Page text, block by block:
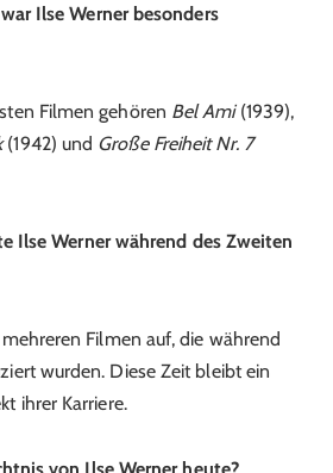
Ilse Werner besonders
Filmen gehören Bel Ami(1939),
(1942) und Große Freiheit Nr. 7
Ilse Werner während des Zweiten
Filmen auf, die während
wurden. Diese Zeit bleibt ein
ihrer Karriere.